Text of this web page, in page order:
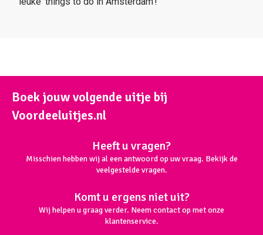
Boek jouw volgende uitje bij
Voordeeluitjes.nl
Heeft u vragen?
Misschien hebben wij al een antwoord op uw vraag. Bekijk de
veelgestelde vragen.
Komt u ergens niet uit?
Wij helpen u graag verder. Neem contact op met onze
klantenservice.